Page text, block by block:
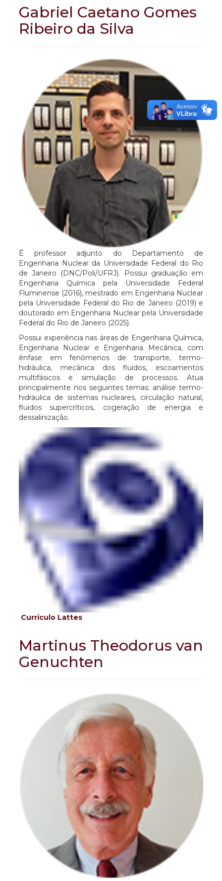
Gabriel Caetano Gomes
Ribeiro da Silva
É professor adjunto do Departamento de
Engenharia Nuclear da Universidade Federal do Rio
de Janeiro (DNC/Poli/UFRJ). Possui graduação em
Engenharia Química pela Universidade Federal
Fluminense (2016), mestrado em Engenharia Nuclear
pela Universidade Federal do Rio de Janeiro (2019) e
doutorado em Engenharia Nuclear pela Universidade
Federal do Rio de Janeiro (2025).
Possui experiência nas áreas de Engenharia Química,
Engenharia Nuclear e Engenharia Mecânica, com
ênfase em fenômenos de transporte, termo-
hidráulica, mecânica dos fluidos, escoamentos
multifásicos e simulação de processos. Atua
principalmente nos seguintes temas: análise termo-
hidráulica de sistemas nucleares, circulação natural,
fluidos supercríticos, cogeração de energia e
dessalinização.
Currículo Lattes
Martinus Theodorus van
Genuchten